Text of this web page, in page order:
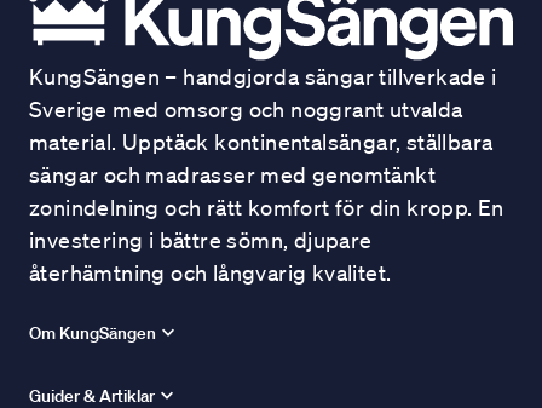
KungSängen – handgjorda sängar tillverkade i
Sverige med omsorg och noggrant utvalda
material. Upptäck kontinentalsängar, ställbara
sängar och madrasser med genomtänkt
zonindelning och rätt komfort för din kropp. En
investering i bättre sömn, djupare
återhämtning och långvarig kvalitet.
Om KungSängen
Guider & Artiklar